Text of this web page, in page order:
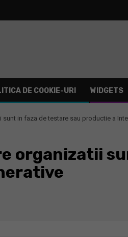
DE COOKIE-URI WIDGETS
sunt in faza de testare sau productie a
organizatii